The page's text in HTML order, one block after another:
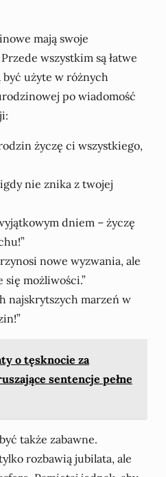
mają swoje
wszystkim są łatwe
być użyte w różnych
po wiadomość
życzę ci wszystkiego,
nie znika z twojej
dniem – życzę
nowe wyzwania, ale
się możliwości.”
najskrytszych marzeń w
o tęsknocie za
sentencje pełne
także zabawne.
rozbawią jubilata, ale